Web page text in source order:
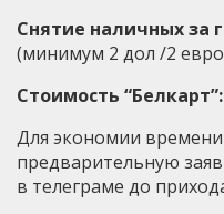
Снятие наличных за
(минимум 2 дол /2
Стоимость “Белкарт”:
Для экономии
предварительную
в телеграме до